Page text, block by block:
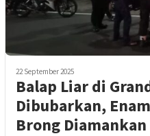
22 September 2025
Balap Liar di
Dibubarkan,
Brong